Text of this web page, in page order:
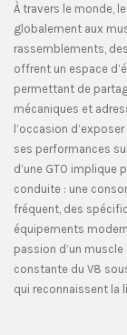
À travers le monde,
globalement aux
rassemblements,
offrent un espace
permettant de
mécaniques et
l’occasion
ses performances
d’une GTO implique
conduite : une
fréquent, des
équipements
passion d’un
constante du V8
qui reconnaissent la